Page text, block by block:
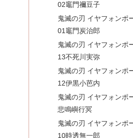
02竈門禰豆子
鬼滅の刃 イヤフォンポ
01竈門炭治郎
鬼滅の刃 イヤフォンポ
13不死川実弥
鬼滅の刃 イヤフォンポ
12伊黒小芭内
鬼滅の刃 イヤフォンポ
悲鳴嶼行冥
鬼滅の刃 イヤフォンポ
10時透無一郎